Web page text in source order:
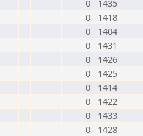
0
1435
0
1418
0
1404
0
1431
0
1426
0
1425
0
1414
0
1422
0
1433
0
1428